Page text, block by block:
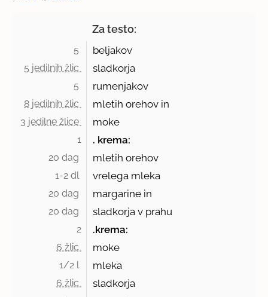
Za testo:
5 beljakov
5 jedilnih žlic sladkorja
5 rumenjakov
8 jedilnih žlic mletih orehov in
3 jedilne žlice moke
1 . krema:
20 dag mletih orehov
1-2 dl vrelega mleka
20 dag margarine in
20 dag sladkorja v prahu
2 .krema:
6 žlic moke
1/2 l mleka
6 žlic sladkorja